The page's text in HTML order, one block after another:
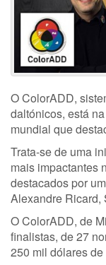
O ColorADD,
daltónicos, está
mundial que
Trata-se de uma
mais impactantes
destacados por
Alexandre Ricard,
O ColorADD, de
finalistas, de 27
250 mil dólares